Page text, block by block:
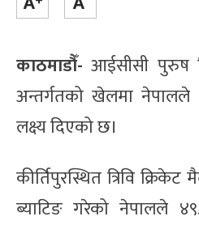
काठमाडौँ- आईसीसी पुरुष
अन्तर्गतको खेलमा
लक्ष्य दिएको छ।
कीर्तिपुरस्थित त्रिवि
ब्याटिङ गरेको नेपालले